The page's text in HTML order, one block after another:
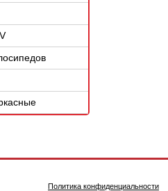
Политика конфиденциальности